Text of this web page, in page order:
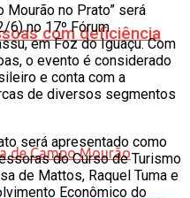
com deficiência
Mourão no Prato” será
6) no 17º Fórum
em Foz do Iguaçu. Com
o evento é considerado
e conta com a
de diversos segmentos
será apresentado como
do Curso de Turismo
de Mattos, Raquel Tuma e
Econômico do